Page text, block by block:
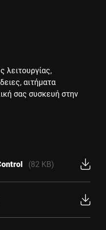
λειτουργίας,
αιτήματα
σας συσκευή στην
(82 KB)